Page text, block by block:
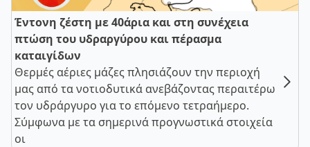
Έντονη ζέστη με 40άρια και στη συνέχεια
πτώση του υδραργύρου και πέρασμα
καταιγίδων
Θερμές αέριες μάζες πλησιάζουν την περιοχή
μας από τα νοτιοδυτικά ανεβάζοντας περαιτέρω
τον υδράργυρο για το επόμενο τετραήμερο.
Σύμφωνα με τα σημερινά προγνωστικά στοιχεία
οι